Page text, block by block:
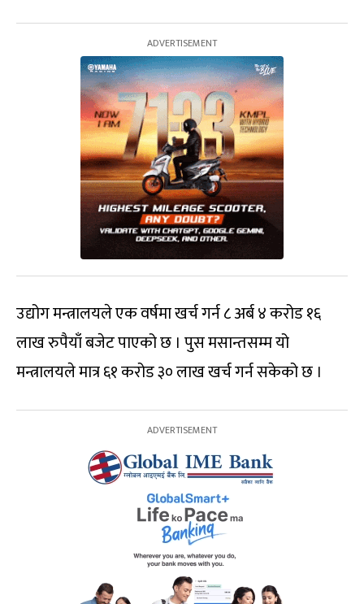
उद्योग मन्त्रालयले एक वर्षमा खर्च गर्न ८ अर्ब ४ करोड १६
लाख रुपैयाँ बजेट पाएको छ । पुस मसान्तसम्म यो
मन्त्रालयले मात्र ६१ करोड ३० लाख खर्च गर्न सकेको छ ।